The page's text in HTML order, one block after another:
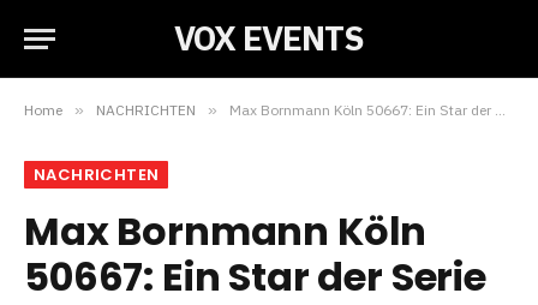
VOX EVENTS
Home » NACHRICHTEN » Max Bornmann Köln 50667: Ein Star der Serie
NACHRICHTEN
Max Bornmann Köln
50667: Ein Star der Serie